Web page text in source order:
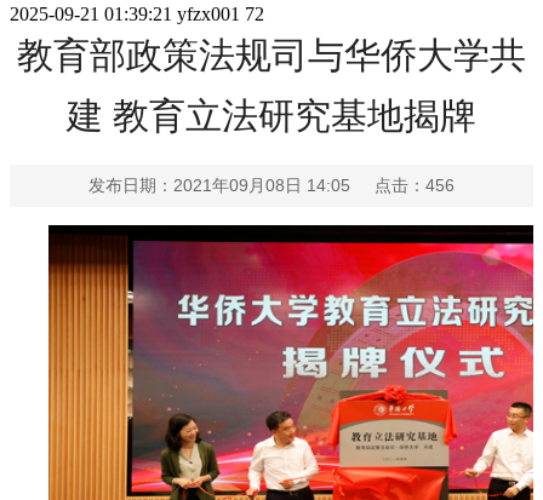
2025-09-21 01:39:21 yfzx001 72
教育部政策法规司与华侨大学共
建 教育立法研究基地揭牌
发布日期：2021年09月08日 14:05 点击： 456